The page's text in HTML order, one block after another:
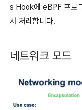
s Hook에 eBPF 프로
서 처리합니다.
네트워크 모드